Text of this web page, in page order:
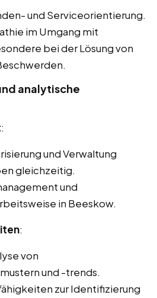
und Serviceorientierung.
im Umgang mit
bei der Lösung von
analytische
:
und Verwaltung
gleichzeitig.
und
in Beeskow.
:
von
und -trends.
zur Identifizierung